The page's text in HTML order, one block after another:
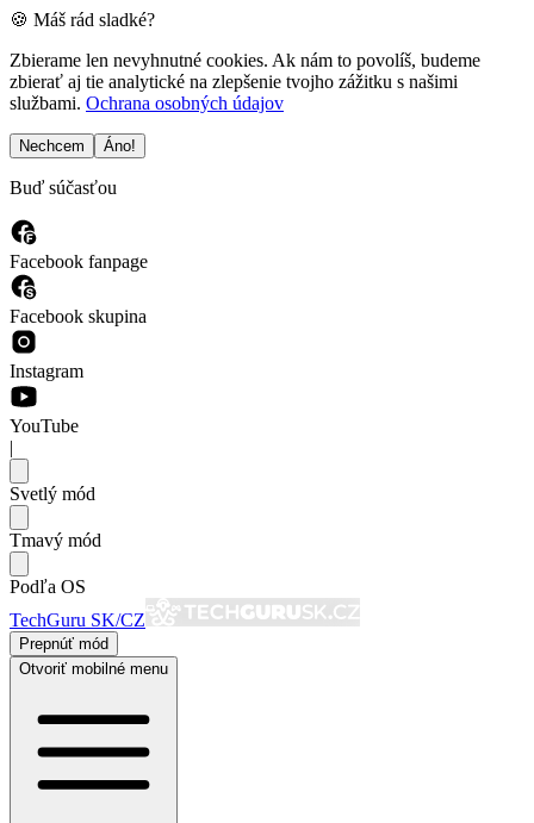
🍪 Máš rád sladké?
Zbierame len nevyhnutné cookies. Ak nám to povolíš, budeme
zbierať aj tie analytické na zlepšenie tvojho zážitku s našimi
službami. Ochrana osobných údajov
Nechcem Áno!
Buď súčasťou
Facebook fanpage
Facebook skupina
Instagram
YouTube
|
Svetlý mód
Tmavý mód
Podľa OS
TechGuru SK/CZ
Prepnúť mód
Otvoriť mobilné menu